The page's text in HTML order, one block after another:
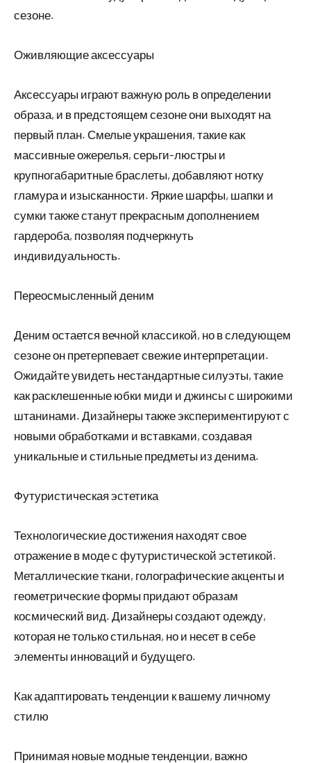
сезоне.
Оживляющие аксессуары
Аксессуары играют важную роль в определении
образа, и в предстоящем сезоне они выходят на
первый план. Смелые украшения, такие как
массивные ожерелья, серьги-люстры и
крупногабаритные браслеты, добавляют нотку
гламура и изысканности. Яркие шарфы, шапки и
сумки также станут прекрасным дополнением
гардероба, позволяя подчеркнуть
индивидуальность.
Переосмысленный деним
Деним остается вечной классикой, но в следующем
сезоне он претерпевает свежие интерпретации.
Ожидайте увидеть нестандартные силуэты, такие
как расклешенные юбки миди и джинсы с широкими
штанинами. Дизайнеры также экспериментируют с
новыми обработками и вставками, создавая
уникальные и стильные предметы из денима.
Футуристическая эстетика
Технологические достижения находят свое
отражение в моде с футуристической эстетикой.
Металлические ткани, голографические акценты и
геометрические формы придают образам
космический вид. Дизайнеры создают одежду,
которая не только стильная, но и несет в себе
элементы инноваций и будущего.
Как адаптировать тенденции к вашему личному
стилю
Принимая новые модные тенденции, важно